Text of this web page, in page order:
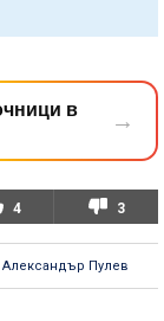
в
→
4 3
Александър Пулев